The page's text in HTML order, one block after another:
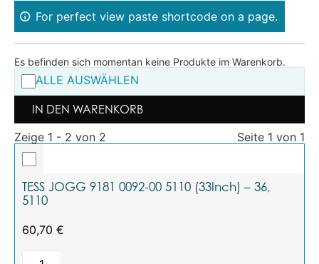
For perfect view paste shortcode on a page.
Es befinden sich momentan keine Produkte im Warenkorb.
ALLE AUSWÄHLEN
IN DEN WARENKORB
Zeige 1 - 2 von 2
Seite 1 von 1
TESS JOGG 9181 0092-00 5110 (33Inch) – 36,
5110
60,70 €